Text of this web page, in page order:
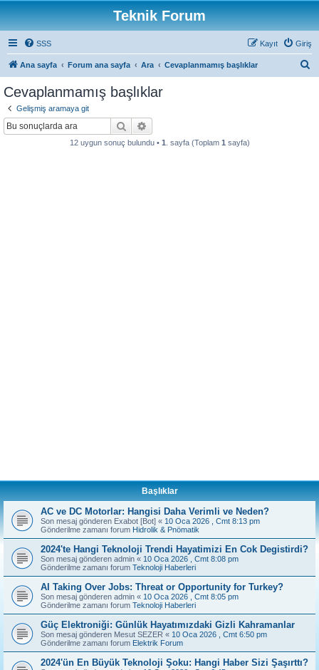
Teknik Forum
SSS Giriş
Kayıt
Ana sayfa Forum ana sayfa Ara Cevaplanmamış başlıklar
Cevaplanmamış başlıklar
Gelişmiş aramaya git
Ara
12 uygun sonuç bulundu • 1 . sayfa (Toplam 1 sayfa)
Başlıklar
AC ve DC Motorlar: Hangisi Daha Verimli ve Neden?
Son mesaj gönderen Exabot [Bot] « 10 Oca 2026 , Cmt 8:13 pm
Gönderilme zamanı forum Hidrolik & Pnömatik
2024'te Hangi Teknoloji Trendi Hayatimizi En Cok Degistirdi?
Son mesaj gönderen admin « 10 Oca 2026 , Cmt 8:08 pm
Gönderilme zamanı forum Teknoloji Haberleri
AI Taking Over Jobs: Threat or Opportunity for Turkey?
Son mesaj gönderen admin « 10 Oca 2026 , Cmt 8:05 pm
Gönderilme zamanı forum Teknoloji Haberleri
Güç Elektroniği: Günlük Hayatımızdaki Gizli Kahramanlar
Son mesaj gönderen Mesut SEZER « 10 Oca 2026 , Cmt 6:50 pm
Gönderilme zamanı forum Elektrik Forum
2024'ün En Büyük Teknoloji Şoku: Hangi Haber Sizi Şaşırttı?